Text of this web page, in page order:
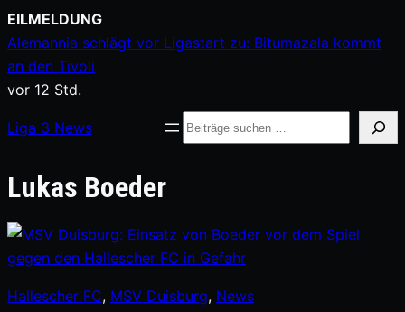
Zum
Inhalt
springen
EILMELDUNG
Alemannia schlägt vor Ligastart zu: Bitumazala kommt
an den Tivoli
vor 12 Std.
Liga 3 News Suche
Lukas Boeder
Hallescher FC, MSV Duisburg, News